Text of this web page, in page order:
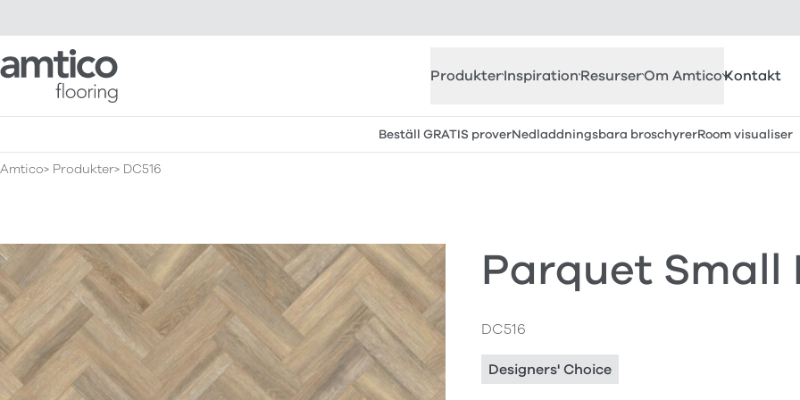
Amtico Flooring
ProdukterInspirationResurserOm AmticoKontakt
Beställ GRATIS proverNedladdningsbara broschyrerRoom visualiser
Amtico Produkter DC516
Parquet Small
DC516
Designers' Choice